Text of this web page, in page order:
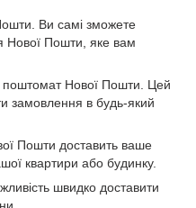
Ви самі зможете
Нової Пошти, яке вам
поштомат Нової Пошти. Цей
замовлення в будь-який
Пошти доставить ваше
квартири або будинку.
швидко доставити